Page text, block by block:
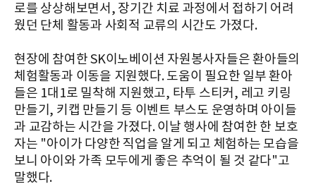
로를 상상해보면서, 장기간 치료 과정에서 접하기 어려
웠던 단체 활동과 사회적 교류의 시간도 가졌다.
현장에 참여한 SK이노베이션 자원봉사자들은 환아들의
체험활동과 이동을 지원했다. 도움이 필요한 일부 환아
들은 1대1로 밀착해 지원했고, 타투 스티커, 레고 키링
만들기, 키캡 만들기 등 이벤트 부스도 운영하며 아이들
과 교감하는 시간을 가졌다. 이날 행사에 참여한 한 보호
자는 "아이가 다양한 직업을 알게 되고 체험하는 모습을
보니 아이와 가족 모두에게 좋은 추억이 될 것 같다"고
말했다.